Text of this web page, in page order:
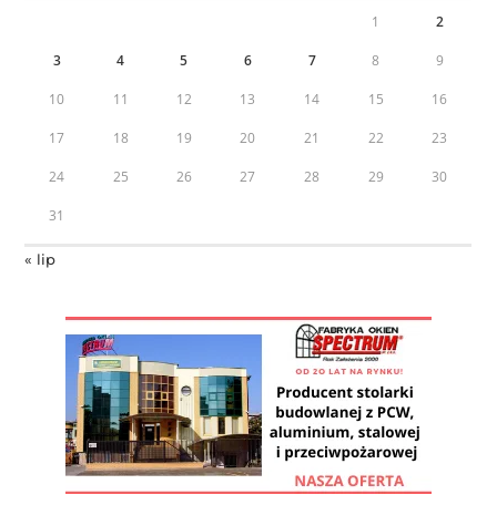
1 2
3 4 5 6 7 8 9
10 11 12 13 14 15 16
17 18 19 20 21 22 23
24 25 26 27 28 29 30
31
« lip